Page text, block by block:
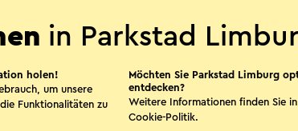
in Parkstad
holen!
um unsere
Funktionalitäten zu
Möchten Sie Parkstad Limburg
entdecken?
Weitere Informationen finden Sie
Cookie-Politik.